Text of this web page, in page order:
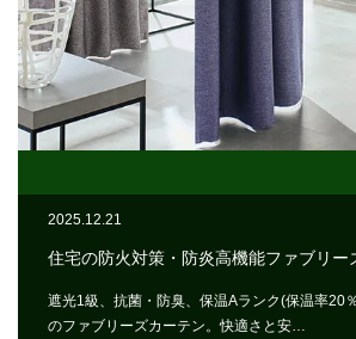
2025.12.21
住宅の防火対策・防炎高機能ファブリー
遮光1級、抗菌・防臭、保温Aランク(保温率20
のファブリーズカーテン。快適さと安…